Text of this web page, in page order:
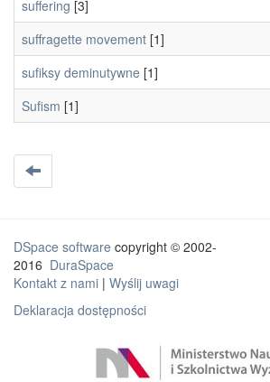
suffering [3]
suffragette movement [1]
sufiksy deminutywne [1]
Sufism [1]
DSpace software copyright © 2002-
2016 DuraSpace
Kontakt z nami | Wyślij uwagi
Deklaracja dostępności